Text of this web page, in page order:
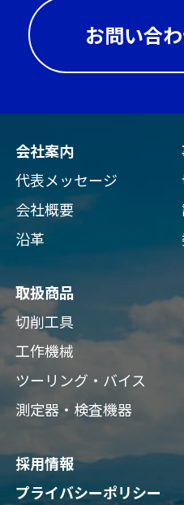
お問い合
会社案内
代表メッセージ
会社概要
沿革
取扱商品
切削工具
工作機械
ツーリング・バイス
測定器・検査機器
採用情報
プライバシーポリシー